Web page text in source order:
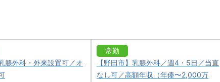
腺外科・外来設置可／オ
常勤
【野田市】乳腺外科／週4・5日／当直
なし可／高額年収（年俸〜2,000万